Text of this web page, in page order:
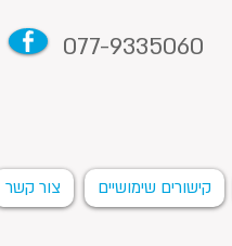
077-9335060
קישורים שימושיים צור קשר